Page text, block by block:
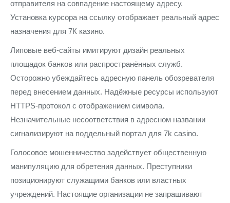
отправителя на совпадение настоящему адресу.
Установка курсора на ссылку отображает реальный адрес
назначения для 7К казино.
Липовые веб-сайты имитируют дизайн реальных
площадок банков или распространённых служб.
Осторожно убеждайтесь адресную панель обозревателя
перед внесением данных. Надёжные ресурсы используют
HTTPS-протокол с отображением символа.
Незначительные несоответствия в адресном названии
сигнализируют на поддельный портал для 7k casino.
Голосовое мошенничество задействует общественную
манипуляцию для обретения данных. Преступники
позиционируют служащими банков или властных
учреждений. Настоящие организации не запрашивают